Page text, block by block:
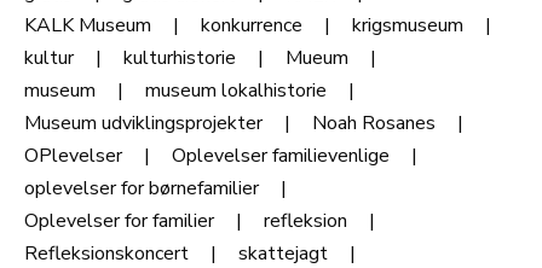
KALK Museum
konkurrence
krigsmuseum
kultur
kulturhistorie
Mueum
museum
museum lokalhistorie
Museum udviklingsprojekter
Noah Rosanes
OPlevelser
Oplevelser familievenlige
oplevelser for børnefamilier
Oplevelser for familier
refleksion
Refleksionskoncert
skattejagt